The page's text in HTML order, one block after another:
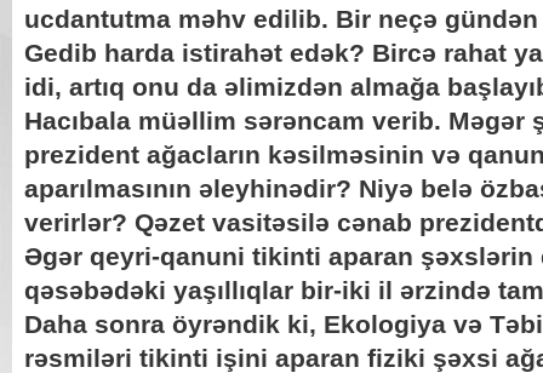
ucdantutma məhv edilib. Bir neçə
Gedib harda istirahət edək? Bircə rahat
idi, artıq onu da əlimizdən almağa
Hacıbala müəllim sərəncam verib. Məgər
prezident ağacların kəsilməsinin və
aparılmasının əleyhinədir? Niyə belə
verirlər? Qəzet vasitəsilə cənab
Əgər qeyri-qanuni tikinti aparan şəxslərin
qəsəbədəki yaşıllıqlar bir-iki il ərzində
Daha sonra öyrəndik ki, Ekologiya və
rəsmiləri tikinti işini aparan fiziki şəxsi